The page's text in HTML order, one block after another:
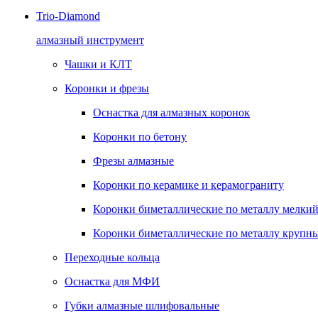
Trio-Diamond
алмазный инструмент
Чашки и КЛТ
Коронки и фрезы
Оснастка для алмазных коронок
Коронки по бетону
Фрезы алмазные
Коронки по керамике и керамограниту
Коронки биметаллические по металлу
Коронки биметаллические по металлу
Переходные кольца
Оснастка для МФИ
Губки алмазные шлифовальные